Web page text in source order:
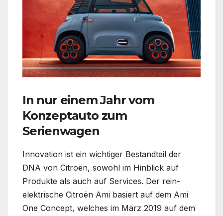
In nur einem Jahr vom
Konzeptauto zum
Serienwagen
Innovation ist ein wichtiger Bestandteil der
DNA von Citroën, sowohl im Hinblick auf
Produkte als auch auf Services. Der rein-
elektrische Citroën Ami basiert auf dem Ami
One Concept, welches im März 2019 auf dem